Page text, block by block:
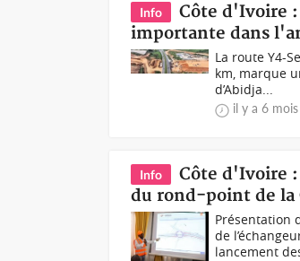
Info
Côte d'Ivoire
importante dans
La route Y4-
km, marque
d’Abidja...
il y a 6 mois
Info
Côte d'Ivoire
du rond-point de la
Présentation
de
lancement des